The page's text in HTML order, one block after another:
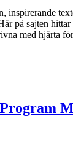
inspirerande
på sajten hittar
med hjärta